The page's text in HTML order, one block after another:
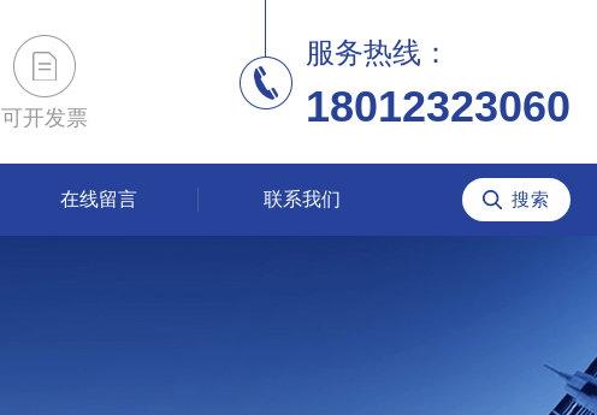
可开发票
服务热线：
18012323060
在线留言 联系我们